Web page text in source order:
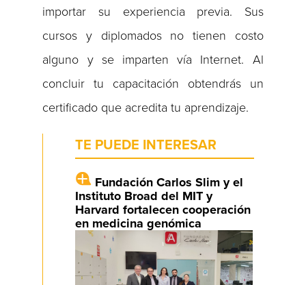
importar su experiencia previa. Sus
cursos y diplomados no tienen costo
alguno y se imparten vía Internet. Al
concluir tu capacitación obtendrás un
certificado que acredita tu aprendizaje.
TE PUEDE INTERESAR
Fundación Carlos Slim y el
Instituto Broad del MIT y
Harvard fortalecen cooperación
en medicina genómica